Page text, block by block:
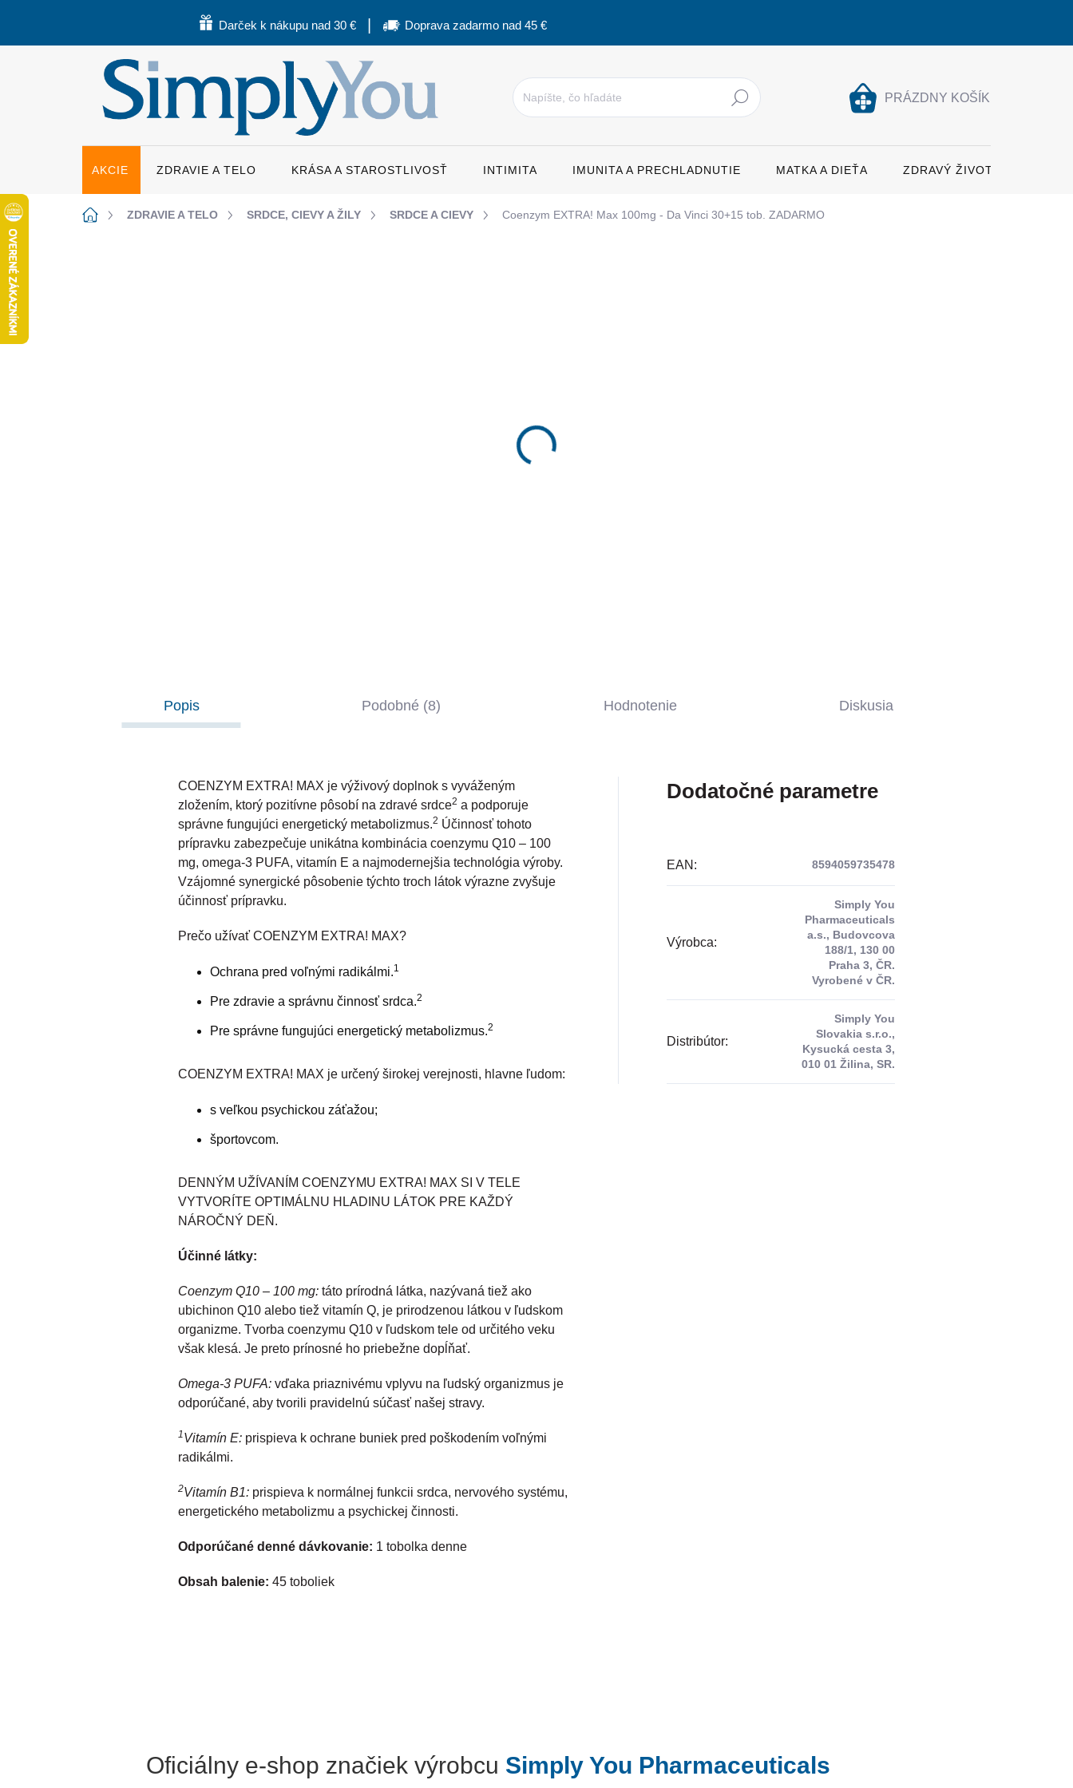
Darček k nákupu nad 30 € Doprava zadarmo nad 45 €
Hľadať
NÁKUPNÝ
PRÁZDNY KOŠÍK
AKCIE ZDRAVIE A TELO KRÁSA A STAROSTLIVOSŤ INTIMITA IMUNITA A PRECHLADNUTIE MATKA A DIEŤA ZDRAVÝ ŽIVOTNÝ ŠTÝL
DomovZDRAVIE A TELO SRDCE, CIEVY A ŽILY SRDCE A CIEVY Coenzym EXTRA! Max 100mg - Da Vinci 30+15 tob. ZADARMO
DETAILNÉ INFORMÁCIE
OPÝTAŤ SA
Popis Podobné (8) Hodnotenie Diskusia
COENZYM EXTRA! MAX je výživový doplnok s vyváženým
zložením, ktorý pozitívne pôsobí na zdravé srdce2 a podporuje
správne fungujúci energetický metabolizmus.2 Účinnosť tohoto
prípravku zabezpečuje unikátna kombinácia coenzymu Q10 – 100
mg, omega-3 PUFA, vitamín E a najmodernejšia technológia výroby.
Vzájomné synergické pôsobenie týchto troch látok výrazne zvyšuje
účinnosť prípravku.
Prečo užívať COENZYM EXTRA! MAX?
Ochrana pred voľnými radikálmi.1
Pre zdravie a správnu činnosť srdca.2
Pre správne fungujúci energetický metabolizmus.2
COENZYM EXTRA! MAX je určený širokej verejnosti, hlavne ľudom:
s veľkou psychickou záťažou;
športovcom.
DENNÝM UŽÍVANÍM COENZYMU EXTRA! MAX SI V TELE
VYTVORÍTE OPTIMÁLNU HLADINU LÁTOK PRE KAŽDÝ
NÁROČNÝ DEŇ.
Účinné látky:
Coenzym Q10 – 100 mg: táto prírodná látka, nazývaná tiež ako
ubichinon Q10 alebo tiež vitamín Q, je prirodzenou látkou v ľudskom
organizme. Tvorba coenzymu Q10 v ľudskom tele od určitého veku
však klesá. Je preto prínosné ho priebežne dopĺňať.
Omega-3 PUFA: vďaka priaznivému vplyvu na ľudský organizmus je
odporúčané, aby tvorili pravidelnú súčasť našej stravy.
1Vitamín E: prispieva k ochrane buniek pred poškodením voľnými
radikálmi.
2Vitamín B1: prispieva k normálnej funkcii srdca, nervového systému,
energetického metabolizmu a psychickej činnosti.
Odporúčané denné dávkovanie: 1 tobolka denne
Obsah balenie: 45 toboliek
Dodatočné parametre
EAN : 8594059735478
Výrobca:
Simply You
Pharmaceuticals
a.s., Budovcova
188/1, 130 00
Praha 3, ČR.
Vyrobené v ČR.
Distribútor:
Simply You
Slovakia s.r.o.,
Kysucká cesta 3,
010 01 Žilina, SR.
Oficiálny e-shop značiek výrobcu Simply You Pharmaceuticals